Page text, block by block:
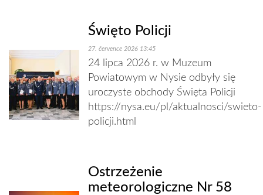
Święto Policji
27. července 2026 13:45
24 lipca 2026 r. w Muzeum
Powiatowym w Nysie odbyły się
uroczyste obchody Święta Policji
https://nysa.eu/pl/aktualnosci/swieto-
policji.html
Ostrzeżenie
meteorologiczne Nr 58